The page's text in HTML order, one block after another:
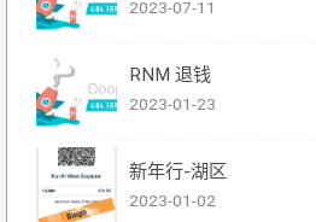
2023-07-11
RNM 退钱
2023-01-23
新年行-湖区
2023-01-02